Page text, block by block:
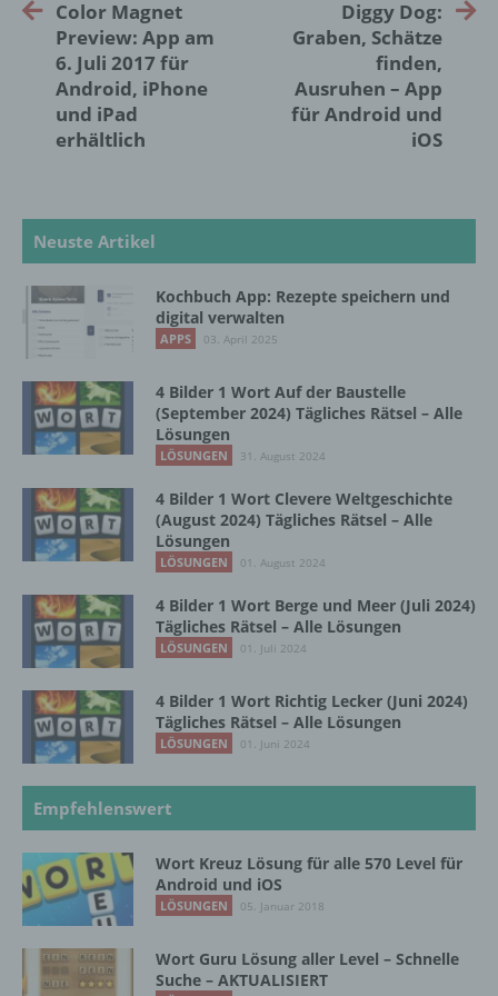
Color Magnet
Preview: App am
6. Juli 2017 für
Android, iPhone
und iPad
erhältlich
Diggy Dog:
Graben, Schätze
finden,
Ausruhen – App
für Android und
iOS
Neuste Artikel
Kochbuch App: Rezepte speichern und
digital verwalten
APPS 03. April 2025
4 Bilder 1 Wort Auf der Baustelle
(September 2024) Tägliches Rätsel – Alle
Lösungen
LÖSUNGEN 31. August 2024
4 Bilder 1 Wort Clevere Weltgeschichte
(August 2024) Tägliches Rätsel – Alle
Lösungen
LÖSUNGEN 01. August 2024
4 Bilder 1 Wort Berge und Meer (Juli 2024)
Tägliches Rätsel – Alle Lösungen
LÖSUNGEN 01. Juli 2024
4 Bilder 1 Wort Richtig Lecker (Juni 2024)
Tägliches Rätsel – Alle Lösungen
LÖSUNGEN 01. Juni 2024
Empfehlenswert
Wort Kreuz Lösung für alle 570 Level für
Android und iOS
LÖSUNGEN 05. Januar 2018
Wort Guru Lösung aller Level – Schnelle
Suche – AKTUALISIERT
Organisation, das Ordnen, die Speicherung,
die Anpassung oder Veränderung, das
Auslesen, das Abfragen, die Verwendung,
die Offenlegung durch Übermittlung,
Verbreitung oder eine andere Form der
Bereitstellung, den Abgleich oder die
Verknüpfung, die Einschränkung, das
d) Einschränkung der Verarbeitung
Einschränkung der Verarbeitung ist die
Markierung gespeicherter
personenbezogener Daten mit dem Ziel, ihre
e) Profiling
Profiling ist jede Art der automatisierten
Verarbeitung personenbezogener Daten, die
darin besteht, dass diese
personenbezogenen Daten verwendet
werden, um bestimmte persönliche Aspekte,
die sich auf eine natürliche Person beziehen,
zu bewerten, insbesondere, um Aspekte
bezüglich Arbeitsleistung, wirtschaftlicher
Lage, Gesundheit, persönlicher Vorlieben,
Interessen, Zuverlässigkeit, Verhalten,
Aufenthaltsort oder Ortswechsel dieser
natürlichen Person zu analysieren oder
vorherzusagen.
f) Pseudonymisierung
Pseudonymisierung ist die Verarbeitung
personenbezogener Daten in einer Weise,
auf welche die personenbezogenen Daten
ohne Hinzuziehung zusätzlicher
Informationen nicht mehr einer spezifischen